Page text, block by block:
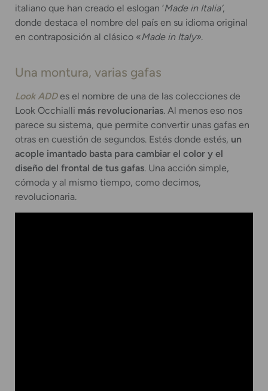
italiano que han creado el eslogan ‘Made in Italia’,
donde destaca el nombre del país en su idioma original
en contraposición al clásico «Made in Italy».
Una montura, varias gafas
Look ADDes el nombre de una de las colecciones de
Look Occhialli más revolucionarias. Al menos eso nos
parece su sistema, que permite convertir unas gafas en
otras en cuestión de segundos. Estés donde estés, un
acople imantado basta para cambiar el color y el
diseño del frontal de tus gafas. Una acción simple,
cómoda y al mismo tiempo, como decimos,
revolucionaria.